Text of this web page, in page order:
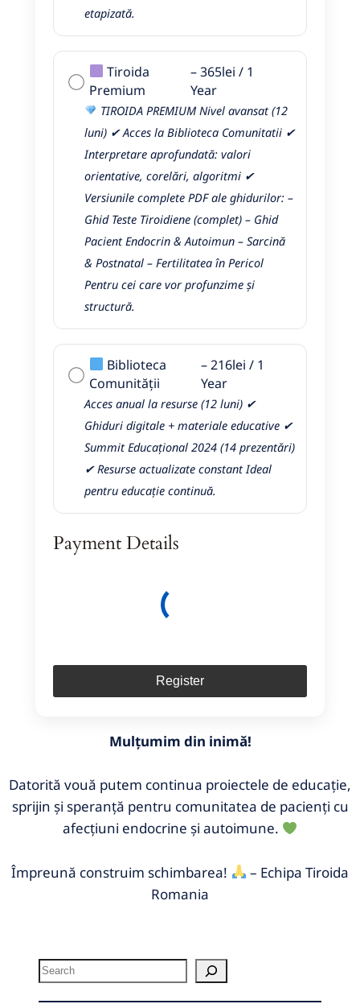
etapizată.
Tiroida
Premium
–365lei / 1
Year
TIROIDA PREMIUM Nivel avansat (12
luni) ✔ Acces la Biblioteca Comunitatii ✔
Interpretare aprofundată: valori
orientative, corelări, algoritmi ✔
Versiunile complete PDF ale ghidurilor: –
Ghid Teste Tiroidiene (complet) – Ghid
Pacient Endocrin & Autoimun – Sarcină
& Postnatal – Fertilitatea în Pericol
Pentru cei care vor profunzime și
structură.
Biblioteca
Comunității
–216lei / 1
Year
Acces anual la resurse (12 luni) ✔
Ghiduri digitale + materiale educative ✔
Summit Educațional 2024 (14 prezentări)
✔ Resurse actualizate constant Ideal
pentru educație continuă.
Payment Details
Mulțumim din inimă!
Datorită vouă putem continua proiectele de educație,
sprijin și speranță pentru comunitatea de pacienți cu
afecțiuni endocrine și autoimune.
Împreună construim schimbarea!
– Echipa Tiroida
Romania